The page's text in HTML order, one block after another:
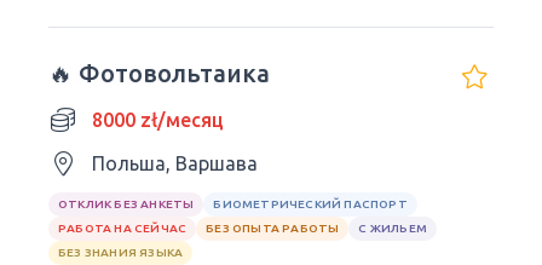
🔥 Фотовольтаика
8000 zł/месяц
Польша, Варшава
ОТКЛИК БЕЗ АНКЕТЫ
БИОМЕТРИЧЕСКИЙ ПАСПОРТ
РАБОТА НА СЕЙЧАС
БЕЗ ОПЫТА РАБОТЫ
С ЖИЛЬЕМ
БЕЗ ЗНАНИЯ ЯЗЫКА